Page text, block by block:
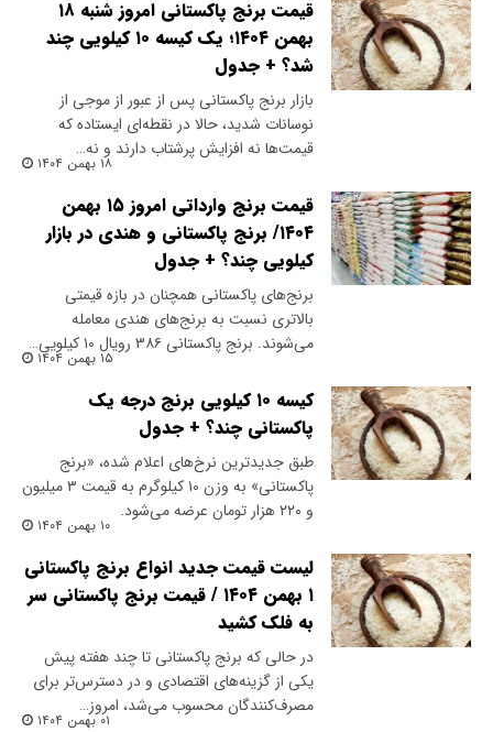
قیمت برنج پاکستانی امروز شنبه ۱۸
بهمن ۱۴۰۴؛ یک کیسه ۱۰ کیلویی چند
شد؟ + جدول
بازار برنج پاکستانی پس از عبور از موجی از
نوسانات شدید، حالا در نقطه‌ای ایستاده که
قیمت‌ها نه افزایش پرشتاب دارند و نه…
۱۸ بهمن ۱۴۰۴
قیمت برنج وارداتی امروز ۱۵ بهمن
۱۴۰۴/ برنج پاکستانی و هندی در بازار
کیلویی چند؟ + جدول
برنج‌های پاکستانی همچنان در بازه قیمتی
بالاتری نسبت به برنج‌های هندی معامله
می‌شوند. برنج پاکستانی ۳۸۶ رویال ۱۰ کیلویی…
۱۵ بهمن ۱۴۰۴
کیسه ۱۰ کیلویی برنج درجه یک
پاکستانی چند؟ + جدول
طبق جدیدترین نرخ‌های اعلام شده، «برنج
پاکستانی» به وزن ۱۰ کیلوگرم به قیمت ۳ میلیون
و ۲۲۰ هزار تومان عرضه می‌شود.
۱۰ بهمن ۱۴۰۴
لیست قیمت جدید انواع برنج پاکستانی
۱ بهمن ۱۴۰۴ / قیمت برنج پاکستانی سر
به فلک کشید
در حالی که برنج پاکستانی تا چند هفته پیش
یکی از گزینه‌های اقتصادی و در دسترس‌تر برای
مصرف‌کنندگان محسوب می‌شد، امروز…
۰۱ بهمن ۱۴۰۴